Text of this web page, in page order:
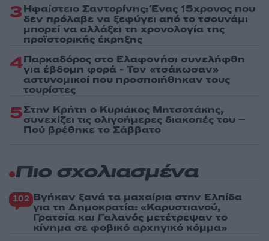
3Ηφαίστειο Σαντορίνης: Ένας 15χρονος που
δεν πρόλαβε να ξεφύγει από το τσουνάμι
μπορεί να αλλάξει τη χρονολογία της
προϊστορικής έκρηξης
4Παρκαδόρος στο Ελαφονήσι συνελήφθη
για έβδομη φορά - Τον «τσάκωσαν»
αστυνομικοί που προσποιήθηκαν τους
τουρίστες
5Στην Κρήτη ο Κυριάκος Μητσοτάκης,
συνεχίζει τις ολιγοήμερες διακοπές του –
Πού βρέθηκε το Σάββατο
Πιο σχολιασμένα
102 Βγήκαν ξανά τα μαχαίρια στην Ελπίδα
για τη Δημοκρατία: «Καρυστιανού,
Γρατσία και Γαλανός μετέτρεψαν το
κίνημα σε φοβικό αρχηγικό κόμμα»